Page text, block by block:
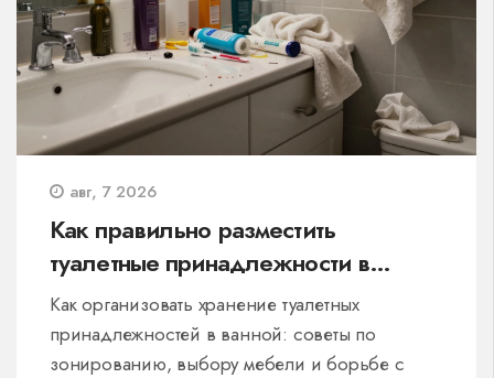
авг, 7 2026
Как правильно разместить
туалетные принадлежности в
ванной: идеи и правила хранения
Как организовать хранение туалетных
принадлежностей в ванной: советы по
зонированию, выбору мебели и борьбе с